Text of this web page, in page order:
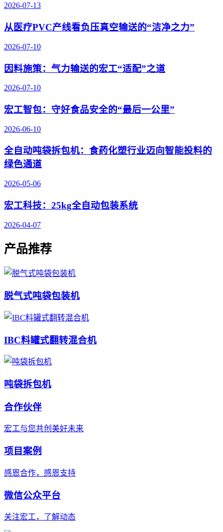
2026-07-13
从医疗PVC产线看负压真空输送的“洁净之力”
2026-07-10
因料施策：气力输送的宏工“适配”之道
2026-07-10
宏工智包：守好食品安全的“最后一公里”
2026-06-10
全自动吨袋拆包机：食药化塑行业迈向智能投料的
绿色通道
2026-05-06
宏工科技：25kg全自动包装系统
2026-04-07
产品推荐
脱气式吨袋包装机
IBC料罐式翻转混合机
吨袋拆包机
合作伙伴
宏工与您共创美好未来
项目案例
感恩合作，感恩支持
微信公众平台
关注宏工，了解动态